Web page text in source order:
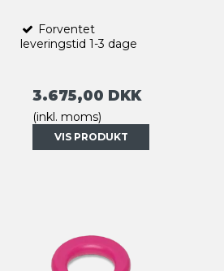
Forventet
leveringstid 1-3 dage
3.675,00 DKK
(inkl. moms)
VIS PRODUKT